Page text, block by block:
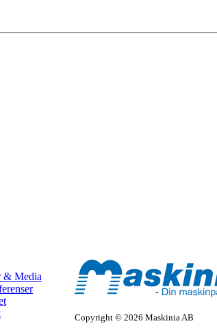
& Media
Copyright © 2026 Maskinia AB